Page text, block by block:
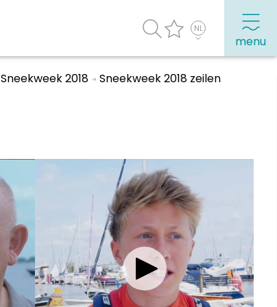
menu
Vakantie vieren in Sneek
Uitgaan in Sneek
Overnachten in Sneek
Citygame Escapegame Sneek
Webcams
De leukste routes
Sneekweek 2018 Sneekweek 2018 zeilen